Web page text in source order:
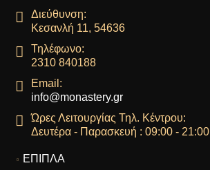
Διεύθυνση:
Κεσανλή 11, 54636
Τηλέφωνο:
2310 840188
Email:
info@monastery.gr
Ώρες Λειτουργίας Τηλ. Κέντρου:
Δευτέρα - Παρασκευή : 09:00 - 21:00
ΕΠΙΠΛΑ